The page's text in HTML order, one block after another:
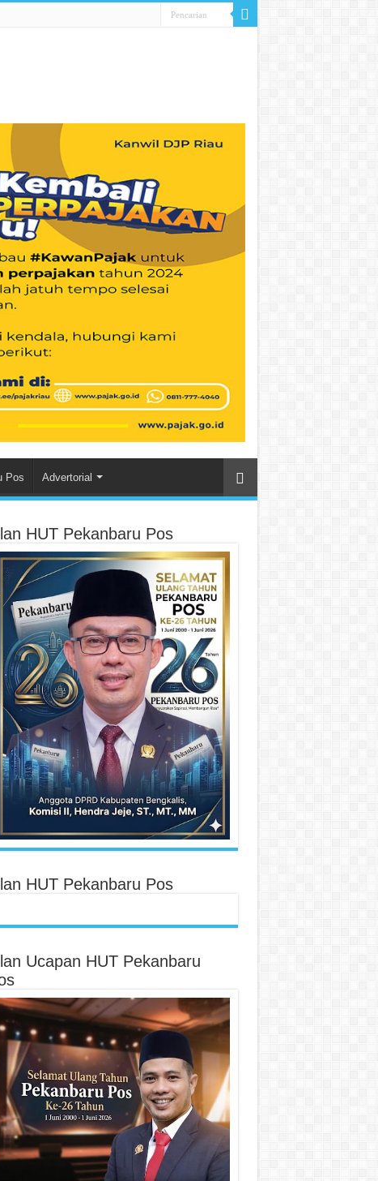
Pos Advertorial
HUT Pekanbaru Pos
HUT Pekanbaru Pos
Ucapan HUT Pekanbaru